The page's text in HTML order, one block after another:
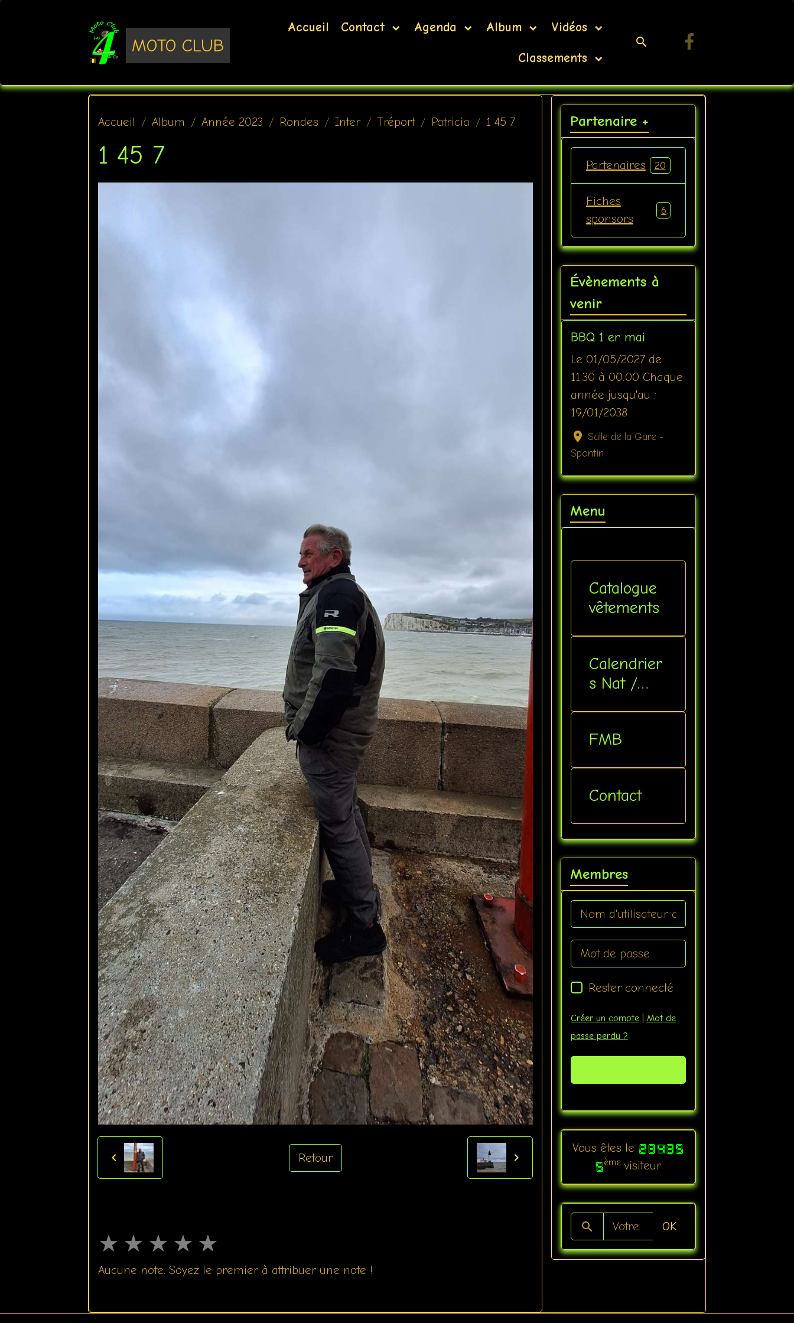
MOTO CLUB
Accueil Contact Agenda Album Vidéos
Classements
Accueil Album Année 2023 Rondes Inter Tréport Patricia 1 45 7
1 45 7
Retour
★ ★ ★ ★ ★
Aucune note. Soyez le premier à attribuer une note !
Partenaire +
Partenaires 20
Fiches
sponsors
Évènements à
venir
BBQ 1 er mai
Le 01/05/2027 de
11:30 à 00:00 Chaque
année jusqu'au :
19/01/2038
Salle de la Gare -
Spontin
Menu
Catalogue
vêtements
Calendrier
s Nat /
FMB
Contact
Membres
Rester connecté
Créer un compte| Mot de
passe perdu ?
Vous êtes le
ème visiteur
OK